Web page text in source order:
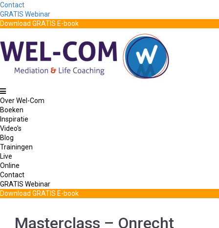
Contact
GRATIS Webinar
Download GRATIS E-book
Over Wel-Com
Boeken
Inspiratie
Video's
Blog
Trainingen
Live
Online
Contact
GRATIS Webinar
Download GRATIS E-book
Masterclass – Onrecht